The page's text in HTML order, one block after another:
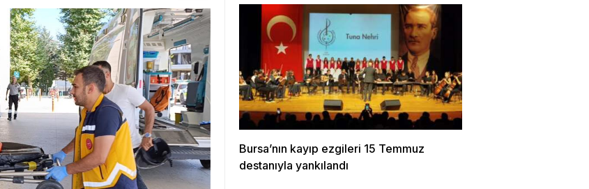
Bursa’nın kayıp ezgileri 15 Temmuz
destanıyla yankılandı